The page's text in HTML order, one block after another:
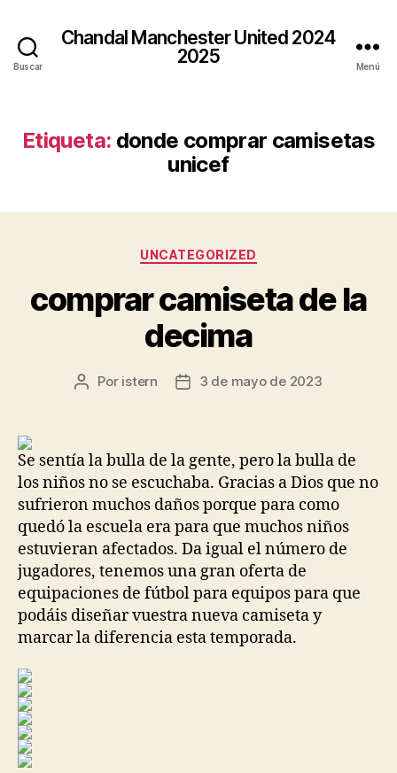
Buscar
Chandal Manchester United 2024
2025
Menú
Etiqueta: donde comprar camisetas
unicef
Categorías
UNCATEGORIZED
comprar camiseta de la
decima
Autor
Por istern
Fecha3 de mayo de 2023
Se sentía la bulla de la gente, pero la bulla de
los niños no se escuchaba. Gracias a Dios que no
sufrieron muchos daños porque para como
quedó la escuela era para que muchos niños
estuvieran afectados. Da igual el número de
jugadores, tenemos una gran oferta de
equipaciones de fútbol para equipos para que
podáis diseñar vuestra nueva camiseta y
marcar la diferencia esta temporada.